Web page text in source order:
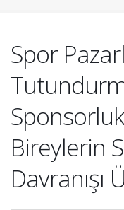
Spor
Bireylerin
Davranışı